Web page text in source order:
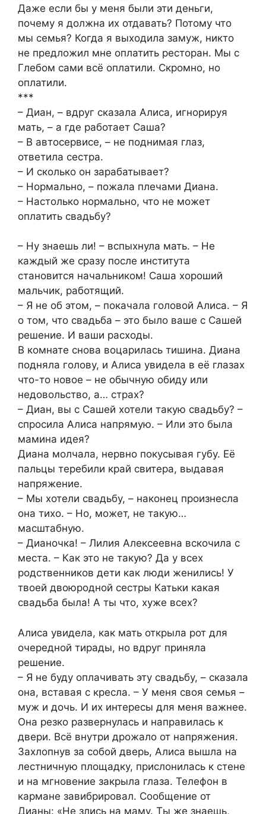
Даже если бы у меня были эти деньги,
почему я должна их отдавать? Потому что
мы семья? Когда я выходила замуж, никто
не предложил мне оплатить ресторан. Мы с
Глебом сами всё оплатили. Скромно, но
оплатили.
***
– Диан, – вдруг сказала Алиса, игнорируя
мать, – а где работает Саша?
– В автосервисе, – не поднимая глаз,
ответила сестра.
– И сколько он зарабатывает?
– Нормально, – пожала плечами Диана.
– Настолько нормально, что не может
оплатить свадьбу?
– Ну знаешь ли! – вспыхнула мать. – Не
каждый же сразу после института
становится начальником! Саша хороший
мальчик, работящий.
– Я не об этом, – покачала головой Алиса. – Я
о том, что свадьба – это было ваше с Сашей
решение. И ваши расходы.
В комнате снова воцарилась тишина. Диана
подняла голову, и Алиса увидела в её глазах
что-то новое – не обычную обиду или
недовольство, а… страх?
– Диан, вы с Сашей хотели такую свадьбу? –
спросила Алиса напрямую. – Или это была
мамина идея?
Диана молчала, нервно покусывая губу. Её
пальцы теребили край свитера, выдавая
напряжение.
– Мы хотели свадьбу, – наконец произнесла
она тихо. – Но, может, не такую…
масштабную.
– Дианочка! – Лилия Алексеевна вскочила с
места. – Как это не такую? Да у всех
родственников дети как люди женились! У
твоей двоюродной сестры Катьки какая
свадьба была! А ты что, хуже всех?
Алиса увидела, как мать открыла рот для
очередной тирады, но вдруг приняла
решение.
– Я не буду оплачивать эту свадьбу, – сказала
она, вставая с кресла. – У меня своя семья –
муж и дочь. И их интересы для меня важнее.
Она резко развернулась и направилась к
двери. Всё внутри дрожало от напряжения.
Захлопнув за собой дверь, Алиса вышла на
лестничную площадку, прислонилась к стене
и на мгновение закрыла глаза. Телефон в
кармане завибрировал. Сообщение от
Дианы: «Не злись на маму. Ты же знаешь,